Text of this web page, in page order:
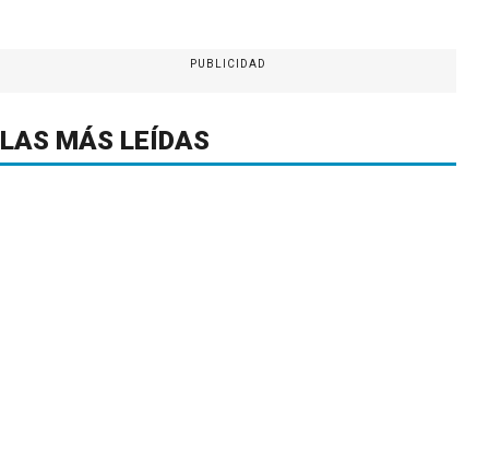
PUBLICIDAD
LAS MÁS LEÍDAS